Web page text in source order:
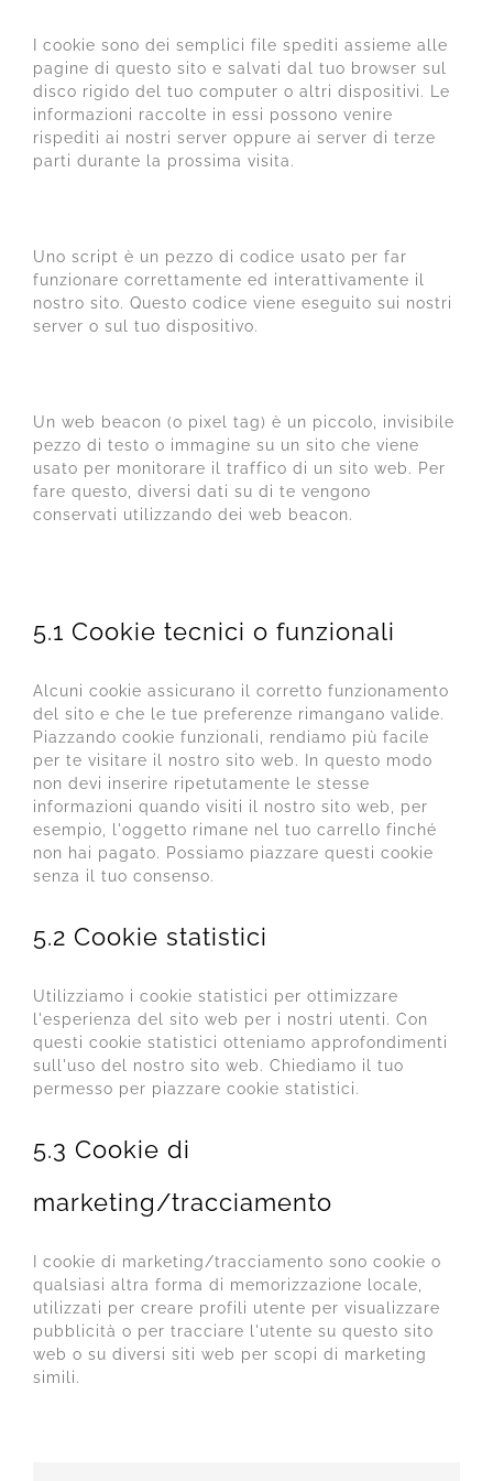
I cookie sono dei semplici file spediti assieme alle
pagine di questo sito e salvati dal tuo browser sul
disco rigido del tuo computer o altri dispositivi. Le
informazioni raccolte in essi possono venire
rispediti ai nostri server oppure ai server di terze
parti durante la prossima visita.
Uno script è un pezzo di codice usato per far
funzionare correttamente ed interattivamente il
nostro sito. Questo codice viene eseguito sui nostri
server o sul tuo dispositivo.
Un web beacon (o pixel tag) è un piccolo, invisibile
pezzo di testo o immagine su un sito che viene
usato per monitorare il traffico di un sito web. Per
fare questo, diversi dati su di te vengono
conservati utilizzando dei web beacon.
5.1 Cookie tecnici o funzionali
Alcuni cookie assicurano il corretto funzionamento
del sito e che le tue preferenze rimangano valide.
Piazzando cookie funzionali, rendiamo più facile
per te visitare il nostro sito web. In questo modo
non devi inserire ripetutamente le stesse
informazioni quando visiti il nostro sito web, per
esempio, l'oggetto rimane nel tuo carrello finché
non hai pagato. Possiamo piazzare questi cookie
senza il tuo consenso.
5.2 Cookie statistici
Utilizziamo i cookie statistici per ottimizzare
l'esperienza del sito web per i nostri utenti. Con
questi cookie statistici otteniamo approfondimenti
sull'uso del nostro sito web. Chiediamo il tuo
permesso per piazzare cookie statistici.
5.3 Cookie di
marketing/tracciamento
I cookie di marketing/tracciamento sono cookie o
qualsiasi altra forma di memorizzazione locale,
utilizzati per creare profili utente per visualizzare
pubblicità o per tracciare l'utente su questo sito
web o su diversi siti web per scopi di marketing
simili.